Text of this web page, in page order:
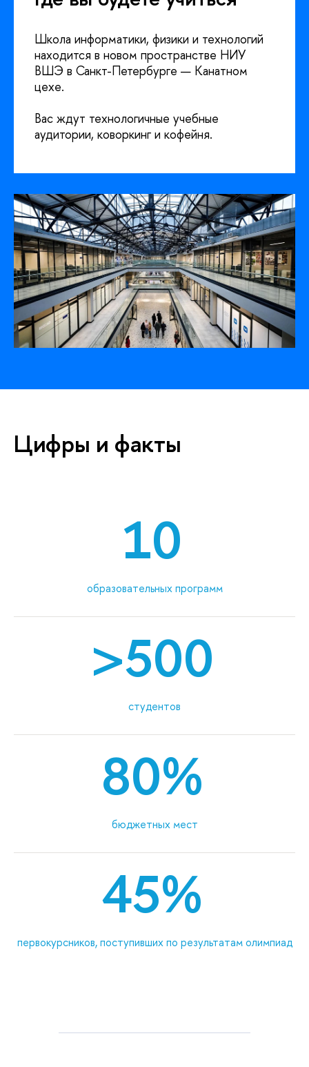
Школа информатики, физики и технологий
находится в новом пространстве НИУ
ВШЭ в Санкт-Петербурге — Канатном
цехе.
Вас ждут технологичные учебные
аудитории, коворкинг и кофейня.
Цифры и факты
10
образовательных программ
>500
студентов
80%
бюджетных мест
45%
первокурсников, поступивших по результатам олимпиад